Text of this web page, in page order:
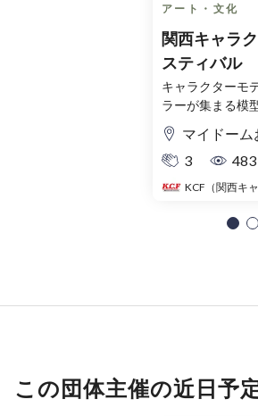
アート・文化
関西キャラ
スティバル
録チケット
キャラクターモ
ラーが集まる模
マイドーム
3
483
この団体主催の近日予